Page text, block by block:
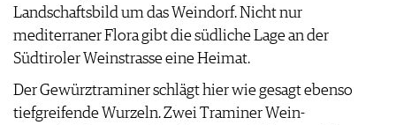
Landschaftsbild um das Weindorf. Nicht nur
mediterraner Flora gibt die südliche Lage an der
Südtiroler Weinstrasse eine Heimat.
Der Gewürztraminer schlägt hier wie gesagt ebenso
tiefgreifende Wurzeln. Zwei Traminer Wein-